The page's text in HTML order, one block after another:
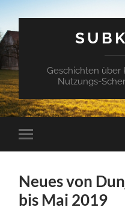
Geschichten über
Nutzungs-
Mobile-
Menü
Neues von
bis Mai 2019